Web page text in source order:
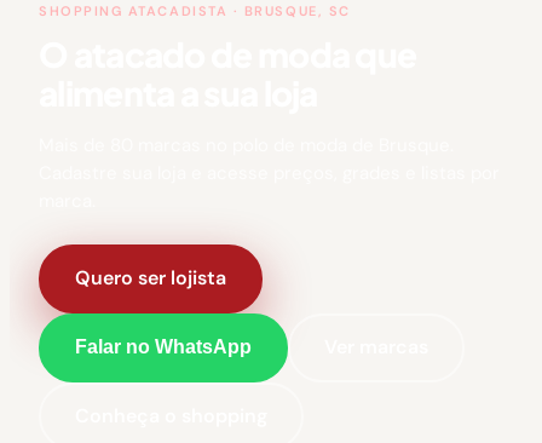
SHOPPING ATACADISTA · BRUSQUE, SC
Quero ser lojista
Falar no WhatsApp